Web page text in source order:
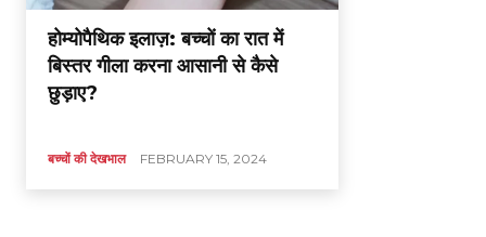
होम्योपैथिक इलाज़: बच्चों का रात में
बिस्तर गीला करना आसानी से कैसे
छुड़ाए?
बच्चों की देखभाल FEBRUARY 15, 2024